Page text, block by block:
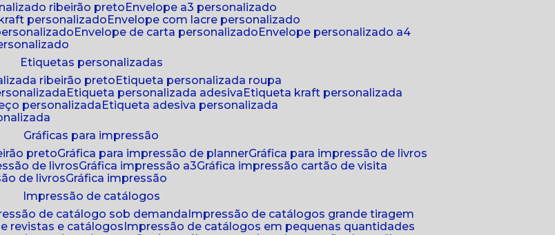
ribeirão preto
envelope a3 personalizado
personalizado
envelope com lacre personalizado
envelope de carta personalizado
envelope personalizado a4
etiquetas personalizadas
ribeirão preto
etiqueta personalizada roupa
etiqueta personalizada adesiva
etiqueta kraft personalizada
personalizada
etiqueta adesiva personalizada
gráficas para impressão
preto gráfica para impressão de planner
gráfica para impressão de livros
de livros gráfica impressão a3
gráfica impressão cartão de visita
de livros
gráfica impressão
impressão de catálogos
de catálogo sob demanda impressão de catálogos grande tiragem
revistas e catálogos impressão de catálogos em pequenas quantidades